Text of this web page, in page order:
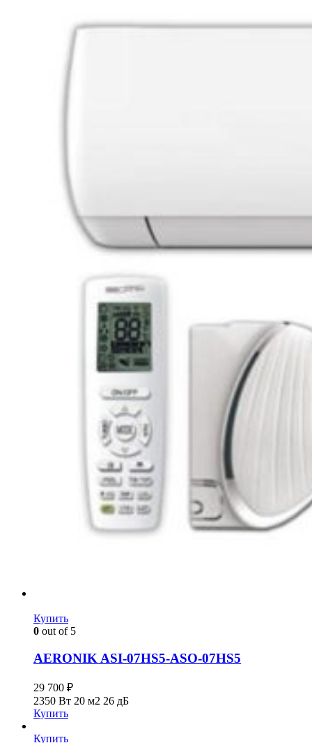
Купить
0 out of 5
AERONIK ASI-07HS5-ASO-07HS5
29 700 ₽
2350 Вт 20 м2 26 дБ
Купить
Купить